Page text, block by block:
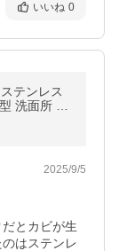
いいね 0
テンレス
洗面所 浴
防カビ 清
2025/9/5
とカビが生
はステンレ